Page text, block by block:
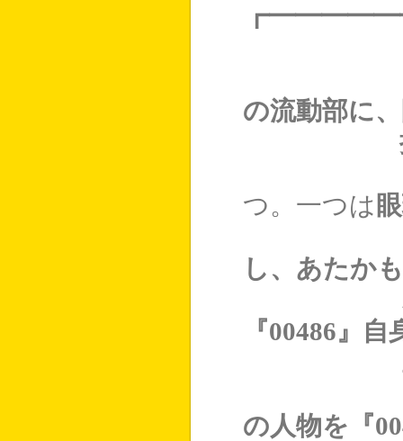
の流動部に
持つ、
つ。一つは
し、あたか
こと。
『00486』
ように
の人物を『